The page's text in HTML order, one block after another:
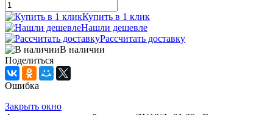
Купить в 1 клик
Нашли дешевле
Рассчитать доставку
В наличии
Поделиться
Ошибка
Закрыть окно